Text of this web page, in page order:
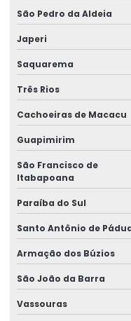
Lacre casca de ovo
Lacre casca de ovo
Lacre de garantia
Lacre de garantia casca
Lacre de garantia
Lacre de garantia void
Lacre de papel
Lacre de segurança
Lacre de segurança
Lacre de segurança void
Lacre void
Lacre void holográfico
São Pedro da Aldeia
Japeri
Saquarema
Três Rios
Cachoeiras de Macacu
Guapimirim
São Francisco de
Itabapoana
Paraíba do Sul
Santo Antônio de
Armação dos Búzios
São João da Barra
Vassouras